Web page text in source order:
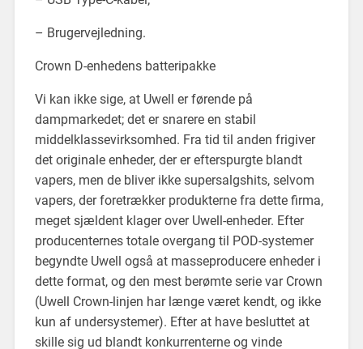
– Brugervejledning.
Crown D-enhedens batteripakke
Vi kan ikke sige, at Uwell er førende på
dampmarkedet; det er snarere en stabil
middelklassevirksomhed. Fra tid til anden frigiver
det originale enheder, der er efterspurgte blandt
vapers, men de bliver ikke supersalgshits, selvom
vapers, der foretrækker produkterne fra dette firma,
meget sjældent klager over Uwell-enheder. Efter
producenternes totale overgang til POD-systemer
begyndte Uwell også at masseproducere enheder i
dette format, og den mest berømte serie var Crown
(Uwell Crown-linjen har længe været kendt, og ikke
kun af undersystemer). Efter at have besluttet at
skille sig ud blandt konkurrenterne og vinde